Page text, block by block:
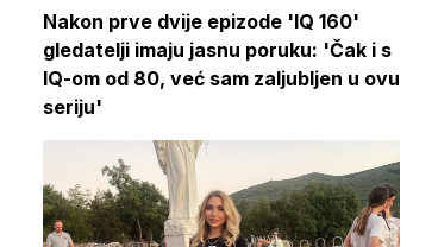
Nakon prve dvije epizode 'IQ 160'
gledatelji imaju jasnu poruku: 'Čak i s
IQ-om od 80, već sam zaljubljen u ovu
seriju'